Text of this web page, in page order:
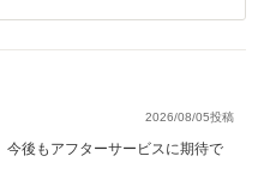
2026/08/05投稿
後もアフターサービスに期待で